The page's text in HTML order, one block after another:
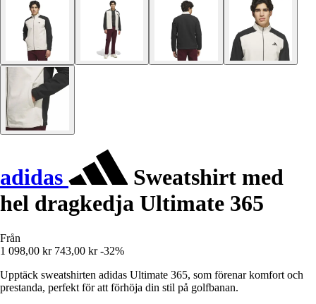
adidas
Sweatshirt med
hel dragkedja Ultimate 365
Från
1 098,00 kr 743,00 kr -32%
Upptäck sweatshirten adidas Ultimate 365, som förenar komfort och
prestanda, perfekt för att förhöja din stil på golfbanan.